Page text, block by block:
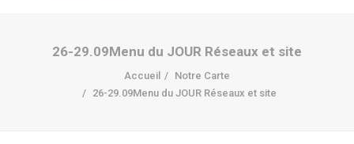
26-29.09Menu du JOUR Réseaux et site
Accueil
Notre Carte
26-29.09Menu du JOUR Réseaux et site